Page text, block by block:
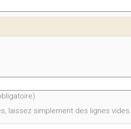
laissez simplement des lignes vides.